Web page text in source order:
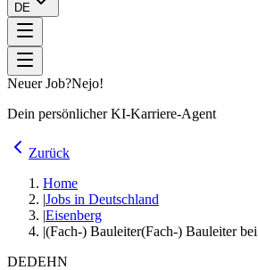
DE
Neuer Job?Nejo!
Dein persönlicher KI-Karriere-Agent
Zurück
Home
|Jobs in Deutschland
|Eisenberg
|(Fach-) Bauleiter(Fach-) Bauleiter
DEDEHN